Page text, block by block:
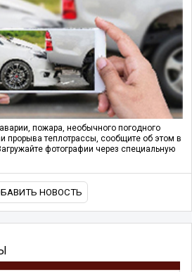
пожара, необычного погодного
прорыва теплотрассы, сообщите об этом в
фотографии через специальную
НОВОСТЬ